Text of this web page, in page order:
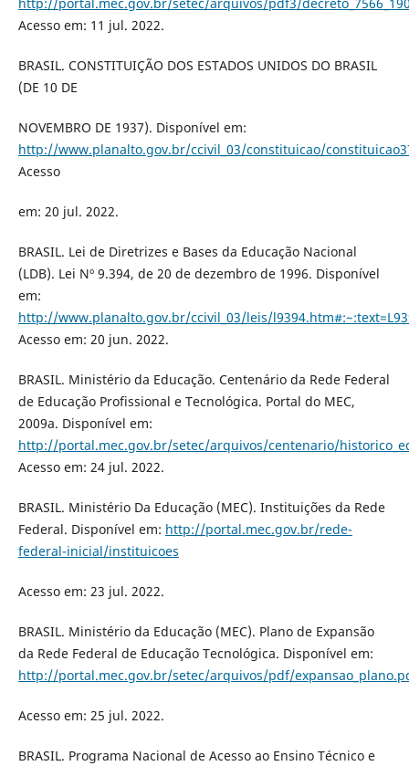
Acesso em: 11 jul. 2022.
BRASIL. CONSTITUIÇÃO DOS ESTADOS UNIDOS DO BRASIL
(DE 10 DE
NOVEMBRO DE 1937). Disponível em:
http://www.planalto.gov.br/ccivil_03/constituicao/
Acesso
em: 20 jul. 2022.
BRASIL. Lei de Diretrizes e Bases da Educação Nacional
(LDB). Lei Nº 9.394, de 20 de dezembro de 1996. Disponível
em:
http://www.planalto.gov.br/ccivil_03/leis/
Acesso em: 20 jun. 2022.
BRASIL. Ministério da Educação. Centenário da Rede Federal
de Educação Profissional e Tecnológica. Portal do MEC,
2009a. Disponível em:
http://portal.mec.gov.br/setec/arquivos/centenario/
Acesso em: 24 jul. 2022.
BRASIL. Ministério Da Educação (MEC). Instituições da Rede
Federal. Disponível em: http://portal.mec.gov.br/rede-
federal-inicial/instituicoes
Acesso em: 23 jul. 2022.
BRASIL. Ministério da Educação (MEC). Plano de Expansão
da Rede Federal de Educação Tecnológica. Disponível em:
http://portal.mec.gov.br/setec/arquivos/pdf/
Acesso em: 25 jul. 2022.
BRASIL. Programa Nacional de Acesso ao Ensino Técnico e